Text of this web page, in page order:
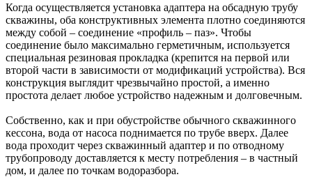
Когда осуществляется установка адаптера на обсадную трубу
скважины, оба конструктивных элемента плотно соединяются
между собой – соединение «профиль – паз». Чтобы
соединение было максимально герметичным, используется
специальная резиновая прокладка (крепится на первой или
второй части в зависимости от модификаций устройства). Вся
конструкция выглядит чрезвычайно простой, а именно
простота делает любое устройство надежным и долговечным.
Собственно, как и при обустройстве обычного скважинного
кессона, вода от насоса поднимается по трубе вверх. Далее
вода проходит через скважинный адаптер и по отводному
трубопроводу доставляется к месту потребления – в частный
дом, и далее по точкам водоразбора.